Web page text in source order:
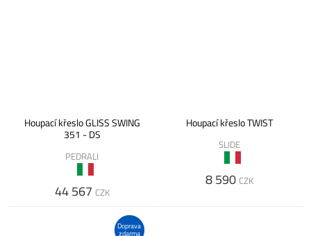
Houpací křeslo GLISS SWING
351 - DS
PEDRALI
44 567 CZK
Houpací křeslo TWIST
SLIDE
8 590 CZK
Doprava
zdarma